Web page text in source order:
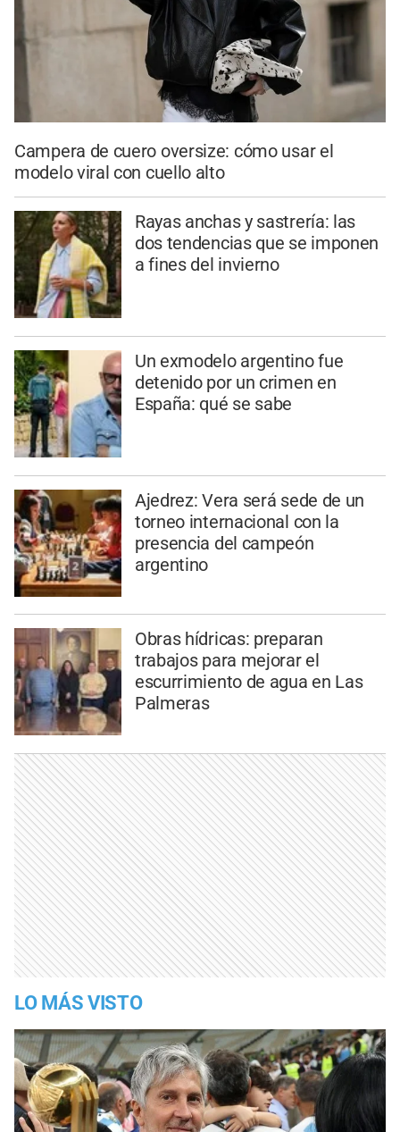
Campera de cuero oversize: cómo usar el
modelo viral con cuello alto
Rayas anchas y sastrería: las
dos tendencias que se imponen
a fines del invierno
Un exmodelo argentino fue
detenido por un crimen en
España: qué se sabe
Ajedrez: Vera será sede de un
torneo internacional con la
presencia del campeón
argentino
Obras hídricas: preparan
trabajos para mejorar el
escurrimiento de agua en Las
Palmeras
LO MÁS VISTO